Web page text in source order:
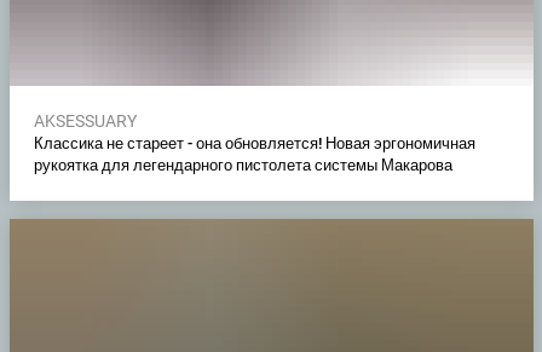
AKSESSUARY
Классика не стареет - она обновляется! Новая эргономичная
рукоятка для легендарного пистолета системы Макарова